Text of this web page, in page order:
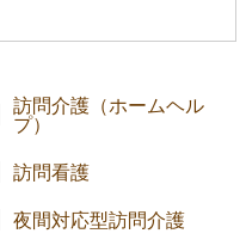
訪問介護（ホームヘル
プ）
訪問看護
夜間対応型訪問介護